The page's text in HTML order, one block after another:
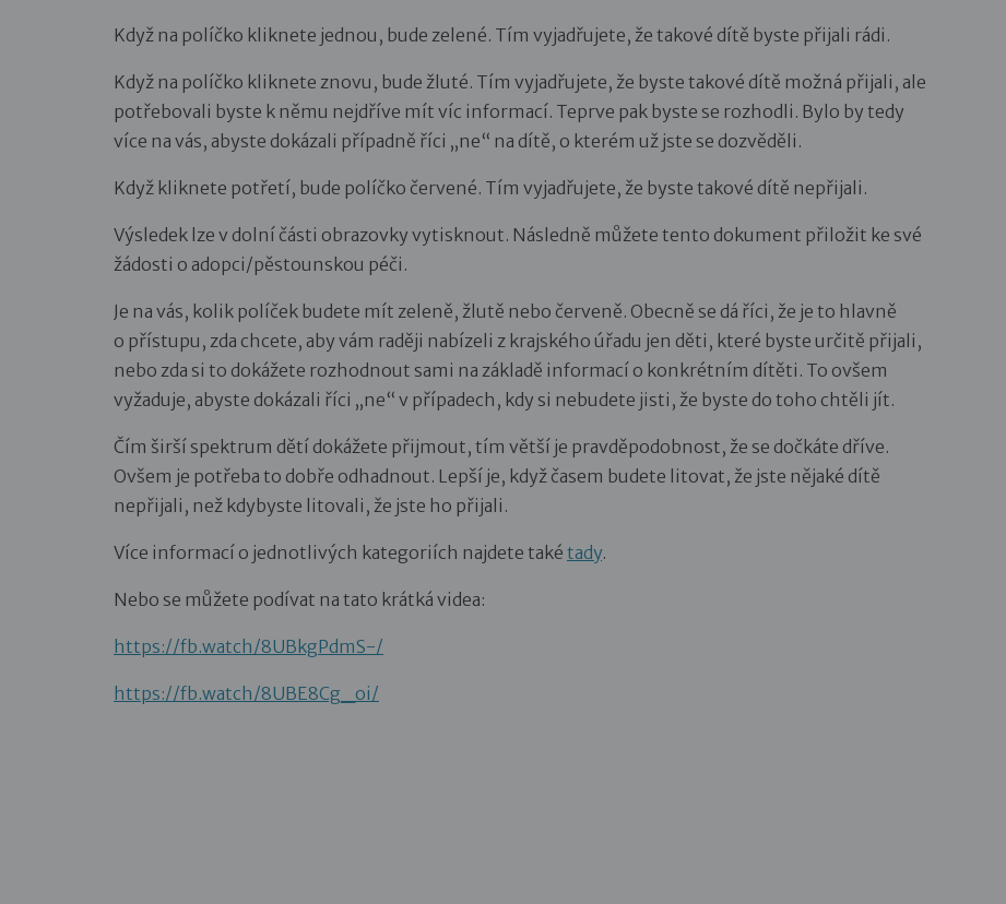
Když na políčko kliknete jednou, bude zelené. Tím vyjadřujete, že takové dítě byste přijali rádi.
Když na políčko kliknete znovu, bude žluté. Tím vyjadřujete, že byste takové dítě možná přijali, ale
potřebovali byste k němu nejdříve mít víc informací. Teprve pak byste se rozhodli. Bylo by tedy
více na vás, abyste dokázali případně říci „ne“ na dítě, o kterém už jste se dozvěděli.
Když kliknete potřetí, bude políčko červené. Tím vyjadřujete, že byste takové dítě nepřijali.
Výsledek lze v dolní části obrazovky vytisknout. Následně můžete tento dokument přiložit ke své
žádosti o adopci/pěstounskou péči.
Je na vás, kolik políček budete mít zeleně, žlutě nebo červeně. Obecně se dá říci, že je to hlavně
o přístupu, zda chcete, aby vám raději nabízeli z krajského úřadu jen děti, které byste určitě přijali,
nebo zda si to dokážete rozhodnout sami na základě informací o konkrétním dítěti. To ovšem
vyžaduje, abyste dokázali říci „ne“ v případech, kdy si nebudete jisti, že byste do toho chtěli jít.
Čím širší spektrum dětí dokážete přijmout, tím větší je pravděpodobnost, že se dočkáte dříve.
Ovšem je potřeba to dobře odhadnout. Lepší je, když časem budete litovat, že jste nějaké dítě
nepřijali, než kdybyste litovali, že jste ho přijali.
Více informací o jednotlivých kategoriích najdete také tady.
Nebo se můžete podívat na tato krátká videa:
https://fb.watch/8UBkgPdmS-/
https://fb.watch/8UBE8Cg_oi/